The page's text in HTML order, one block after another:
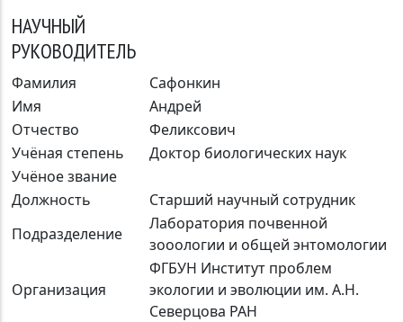
НАУЧНЫЙ
РУКОВОДИТЕЛЬ
Фамилия
Сафонкин
Имя
Андрей
Отчество
Феликсович
Учёная степень
Доктор биологических наук
Учёное звание
Должность
Старший научный сотрудник
Подразделение
Лаборатория почвенной
зооологии и общей энтомологии
Организация
ФГБУН Институт проблем
экологии и эволюции им. А.Н.
Северцова РАН